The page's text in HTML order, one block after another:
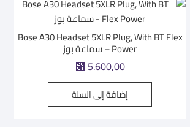
Bose A30 Headset 5XLR Plug, With BT Flex
Power – سماعة بوز
⃁ 5.600,00
إضافة إلى السلة